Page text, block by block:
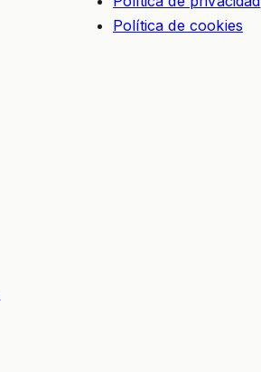
Política de cookies